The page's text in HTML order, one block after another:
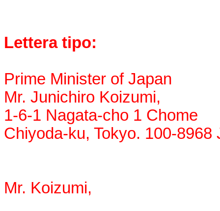
Lettera tipo:
Prime Minister of Japan
Mr. Junichiro Koizumi,
1-6-1 Nagata-cho 1 Chome
Chiyoda-ku, Tokyo. 100-8968
Mr. Koizumi,